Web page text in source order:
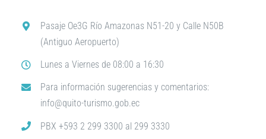
Pasaje Oe3G Río Amazonas N51-20 y Calle N50B
(Antiguo Aeropuerto)
Lunes a Viernes de 08:00 a 16:30
Para información sugerencias y comentarios:
info@quito-turismo.gob.ec
PBX +593 2 299 3300 al 299 3330